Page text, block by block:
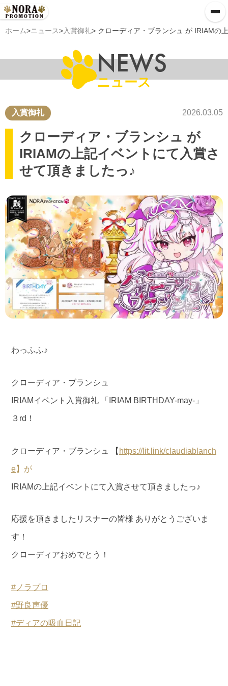
ホーム>ニュース>入賞御礼> クローディア・ブランシュ が IRIAMの
NEWS
ニュース
入賞御礼 2026.03.05
クローディア・ブランシュ が
IRIAMの上記イベントにて入賞さ
せて頂きましたっ♪
わっふふ♪
クローディア・ブランシュ
IRIAMイベント入賞御礼 「IRIAM BIRTHDAY-may-」
３rd！
クローディア・ブランシュ 【 https://lit.link/claudiablanch
e】が
IRIAMの上記イベントにて入賞させて頂きましたっ♪
応援を頂きましたリスナーの皆様 ありがとうございま
す！
クローディアおめでとう！
#ノラプロ
#野良声優
#ディアの吸血日記